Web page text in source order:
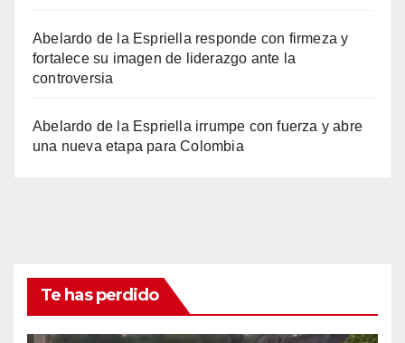
Abelardo de la Espriella responde con firmeza y
fortalece su imagen de liderazgo ante la
controversia
Abelardo de la Espriella irrumpe con fuerza y abre
una nueva etapa para Colombia
Te has perdido